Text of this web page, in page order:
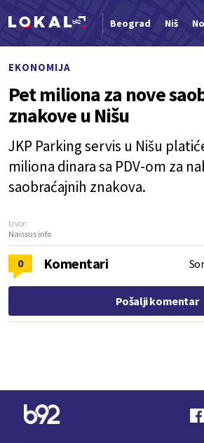
Beograd Niš
EKONOMIJA
Pet miliona za nove
znakove u Nišu
JKP Parking servis u Nišu
miliona dinara sa PDV-om za
saobraćajnih znakova.
Izvor:
Naissus info
0 Komentari
Pošalji komentar